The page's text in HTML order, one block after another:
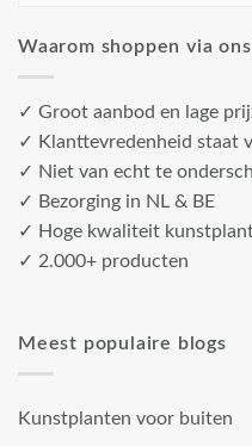
Waarom shoppen via
✓ Groot aanbod en lage
✓ Klanttevredenheid staat
✓ Niet van echt te
✓ Bezorging in NL & BE
✓ Hoge kwaliteit
✓ 2.000+ producten
Meest populaire blogs
Kunstplanten voor buiten